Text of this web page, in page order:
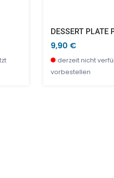
9,90 €
derzeit nicht
vorbestellen